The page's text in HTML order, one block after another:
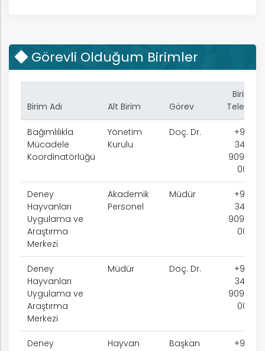
Görevli Olduğum Birimler
Birim Adı Alt Birim Görev
Birim
Telefon
Bağımlılıkla
Mücadele
Koordinatörlüğü
Yönetim
Kurulu
Doç. Dr.
+90
342
909 75
00
Deney
Hayvanları
Uygulama ve
Araştırma
Merkezi
Akademik
Personel
Müdür
+90
342
909 75
00
Deney
Hayvanları
Uygulama ve
Araştırma
Merkezi
Müdür Doç. Dr.
+90
342
909 75
00
Deney
Hayvan
Başkan
+90